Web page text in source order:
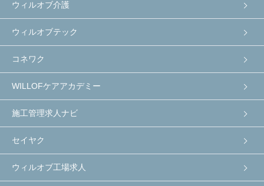
ウィルオブ介護
ウィルオブテック
コネワク
WILLOFケアアカデミー
施工管理求人ナビ
セイヤク
ウィルオブ工場求人